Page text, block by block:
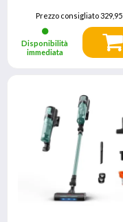
Prezzo consigliato329,95
Disponibilità
immediata